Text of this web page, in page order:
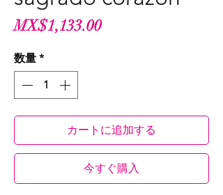
MX$1,133.00価
数量 *
カートに追加する
今すぐ購入